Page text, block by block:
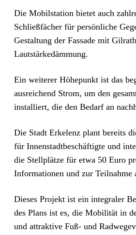
Die Mobilstation bietet auch
Schließfächer für persönliche
Gestaltung der Fassade mit
Lautstärkedämmung.
Ein weiterer Höhepunkt ist das
ausreichend Strom, um den
installiert, die den Bedarf an
Die Stadt Erkelenz plant bereits
für Innenstadtbeschäftigte und
die Stellplätze für etwa 50 Euro
Informationen und zur Teilnahme
Dieses Projekt ist ein integraler
des Plans ist es, die Mobilität in
und attraktive Fuß- und